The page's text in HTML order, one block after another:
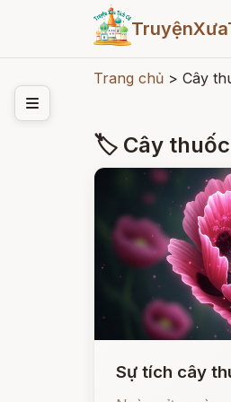
Trang chủ > Cây
🏷 Cây thuốc
Sự tích cây